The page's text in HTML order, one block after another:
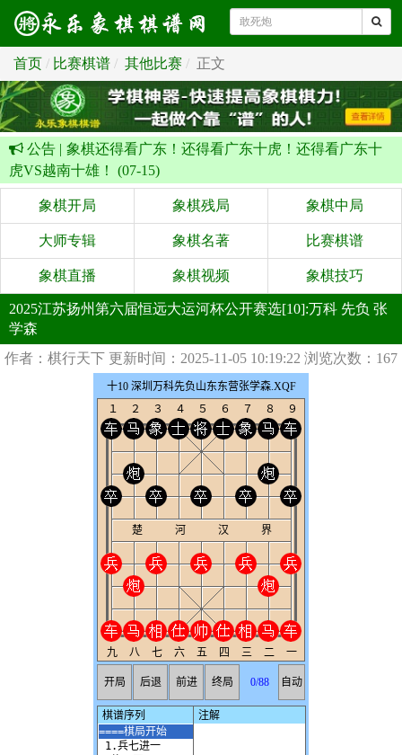
首页 比赛棋谱 其他比赛 正文
公告 | 象棋还得看广东！还得看广东十虎！还得看广东十
虎VS越南十雄！ (07-15)
象棋开局 象棋残局 象棋中局
大师专辑 象棋名著 比赛棋谱
象棋直播 象棋视频 象棋技巧
2025江苏扬州第六届恒远大运河杯公开赛选[10]:万科 先负 张
学森
作者：棋行天下 更新时间：2025-11-05 10:19:22 浏览次数：167